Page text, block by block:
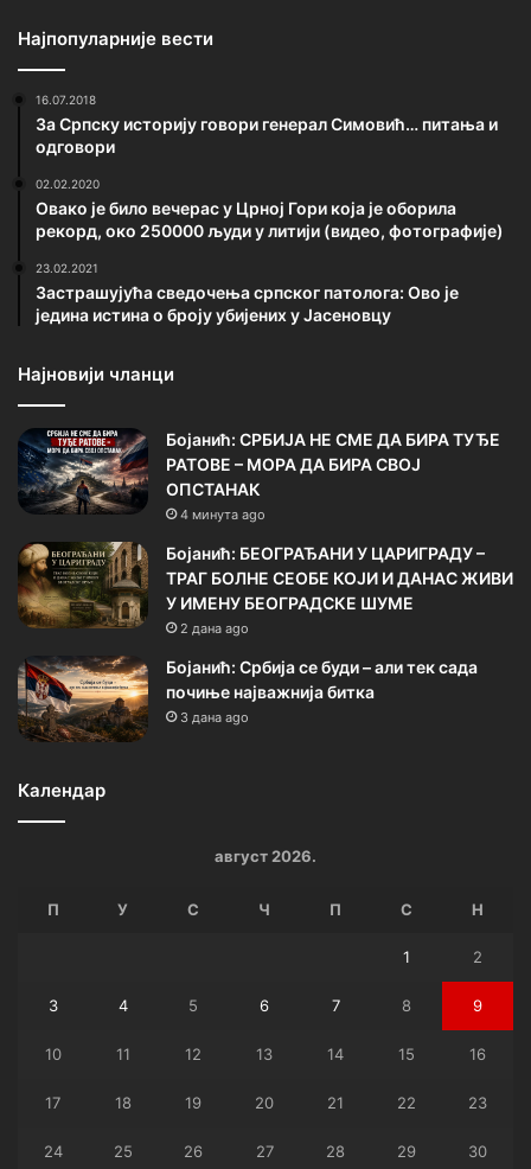
Најпопуларније вести
16.07.2018
За Српску историју говори генерал Симовић… питања и
одговори
02.02.2020
Овако је било вечерас у Црној Гори која је оборила
рекорд, око 250000 људи у литији (видео, фотографије)
23.02.2021
Застрашујућа сведочења српског патолога: Ово је
једина истина о броју убијених у Јасеновцу
Најновији чланци
Бојанић: СРБИЈА НЕ СМЕ ДА БИРА ТУЂЕ
РАТОВЕ – МОРА ДА БИРА СВОЈ
ОПСТАНАК
4 минута ago
Бојанић: БЕОГРАЂАНИ У ЦАРИГРАДУ –
ТРАГ БОЛНЕ СЕОБЕ КОЈИ И ДАНАС ЖИВИ
У ИМЕНУ БЕОГРАДСКЕ ШУМЕ
2 дана ago
Бојанић: Србија се буди – али тек сада
почиње најважнија битка
3 дана ago
Календар
август 2026.
П У С Ч П С Н
1 2
3 4 5 6 7 8 9
10 11 12 13 14 15 16
17 18 19 20 21 22 23
24 25 26 27 28 29 30